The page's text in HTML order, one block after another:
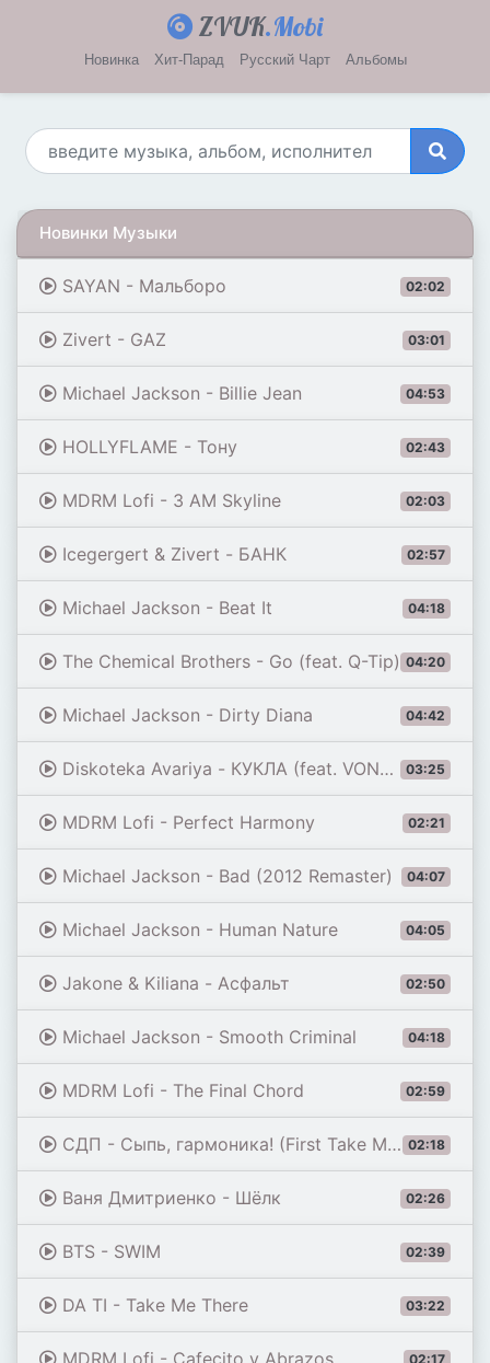
ZVUK.Mobi
Новинка Хит-Парад Русский Чарт Альбомы
Новинки Музыки
02:02
SAYAN - Мальборо
03:01
Zivert - GAZ
04:53
Michael Jackson - Billie Jean
02:43
HOLLYFLAME - Тону
02:03
MDRM Lofi - 3 AM Skyline
02:57
Icegergert & Zivert - БАНК
04:18
Michael Jackson - Beat It
04:20
The Chemical Brothers - Go (feat. Q-Tip)
04:42
Michael Jackson - Dirty Diana
03:25
Diskoteka Avariya - КУКЛА (feat. VONAMOUR) [Remix 2026]
02:21
MDRM Lofi - Perfect Harmony
04:07
Michael Jackson - Bad (2012 Remaster)
04:05
Michael Jackson - Human Nature
02:50
Jakone & Kiliana - Асфальт
04:18
Michael Jackson - Smooth Criminal
02:59
MDRM Lofi - The Final Chord
02:18
СДП - Сыпь, гармоника! (First Take Master)
02:26
Ваня Дмитриенко - Шёлк
02:39
BTS - SWIM
03:22
DA TI - Take Me There
02:17
MDRM Lofi - Cafecito y Abrazos